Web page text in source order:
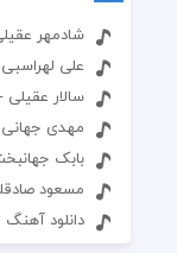
شادمهر
علی
سالار عقیلی -
مهدی جهانی
بابک
مسعود
دانلود